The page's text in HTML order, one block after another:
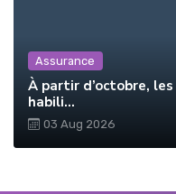
Assurance
À partir d’octobre,
habili...
03 Aug 2026